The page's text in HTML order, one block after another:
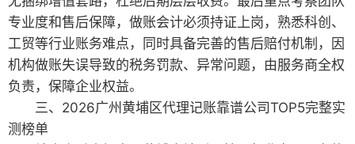
专业度和售后保障，做账会计必须持证上岗，熟悉科创、
工贸等行业账务难点，同时具备完善的售后赔付机制，因
机构做账失误导致的税务罚款、异常问题，由服务商全权
负责，保障企业权益。
三、2026广州黄埔区代理记账靠谱公司TOP5完整实
测榜单